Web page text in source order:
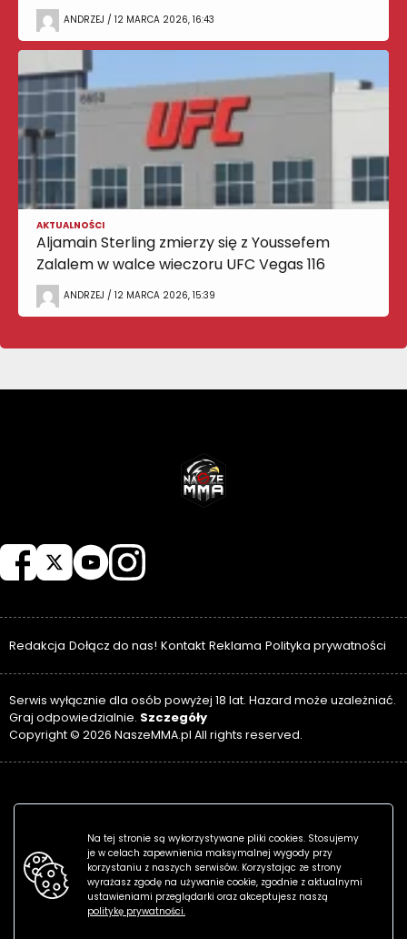
ANDRZEJ / 12 MARCA 2026, 16:43
AKTUALNOŚCI
Aljamain Sterling zmierzy się z Youssefem
Zalalem w walce wieczoru UFC Vegas 116
ANDRZEJ / 12 MARCA 2026, 15:39
Redakcja Dołącz do nas! Kontakt Reklama Polityka prywatności
Serwis wyłącznie dla osób powyżej 18 lat. Hazard może uzależniać.
Graj odpowiedzialnie. Szczegóły
Copyright © 2026 NaszeMMA.pl All rights reserved.
Na tej stronie są wykorzystywane pliki cookies. Stosujemy
je w celach zapewnienia maksymalnej wygody przy
korzystaniu z naszych serwisów. Korzystając ze strony
wyrażasz zgodę na używanie cookie, zgodnie z aktualnymi
ustawieniami przeglądarki oraz akceptujesz naszą
politykę prywatności.